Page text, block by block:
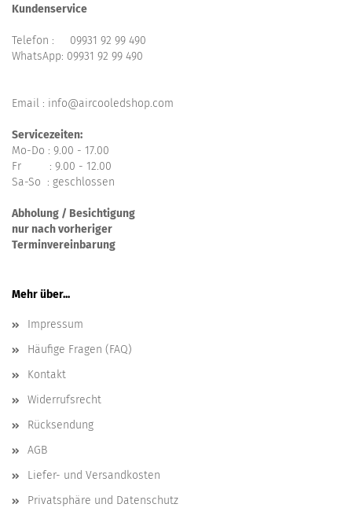
Kundenservice
Telefon : 09931 92 99 490
WhatsApp: 09931 92 99 490
Email : info@aircooledshop.com
Servicezeiten:
Mo-Do : 9.00 - 17.00
Fr : 9.00 - 12.00
Sa-So : geschlossen
Abholung / Besichtigung
nur nach vorheriger
Terminvereinbarung
Mehr über...
Impressum
Häufige Fragen (FAQ)
Kontakt
Widerrufsrecht
Rücksendung
AGB
Liefer- und Versandkosten
Privatsphäre und Datenschutz